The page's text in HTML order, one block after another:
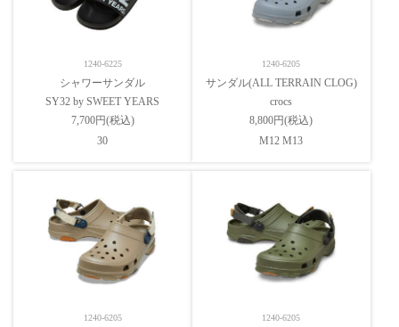
1240-6225
シャワーサンダル
SY32 by SWEET YEARS
7,700円(税込)
30
1240-6205
サンダル(ALL TERRAIN CLOG)
crocs
8,800円(税込)
M12 M13
1240-6205 1240-6205